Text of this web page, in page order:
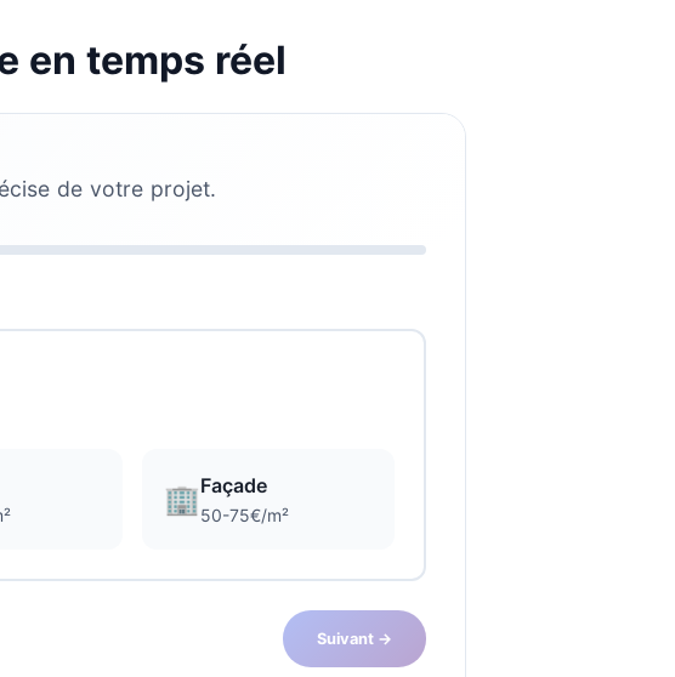
en temps réel
de votre projet.
🏢Façade
50-75€/m²
Suivant →